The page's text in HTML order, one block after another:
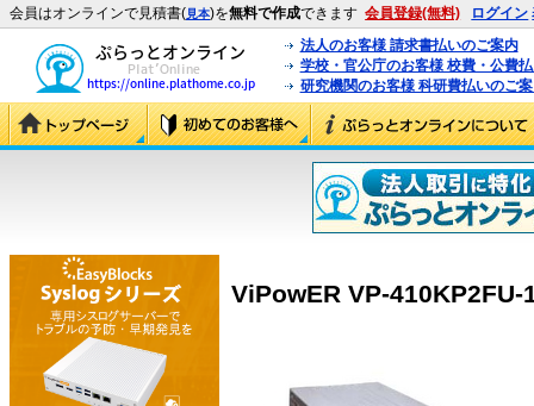
会員はオンラインで見積書(見本)を無料で作成できます 会員登録(無料) ログイン
法人のお客様 請求書払いのご案内
学校・官公庁のお客様 校費・公費
研究機関のお客様 科研費払いのご
ViPowER VP-